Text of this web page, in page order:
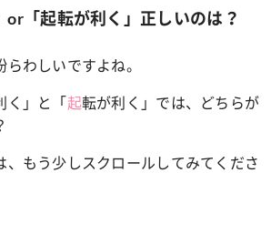
or「起転が利く」正しいのは？
らわしいですよね。
く」と「起転が利く」では、どちらが
、もう少しスクロールしてみてくださ